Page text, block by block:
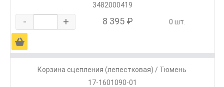
3482000419
- + 8 395 ₽ 0 шт.
Ä
Корзина сцепления (лепестковая) / Тюмень
17-1601090-01